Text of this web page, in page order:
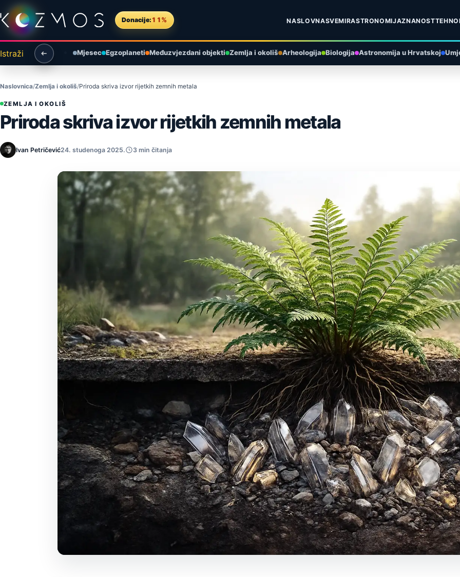
Preskoči na sadržaj
Donacije: 11% NASLOVNASVEMIRASTRONOMIJAZNANOST
Istraži Mjesec Egzoplaneti Međuzvjezdani objekti Zemlja i okoliš Arheologija Biologija Astronomija u Hrvatskoj
Naslovnica Zemlja i okoliš Priroda skriva izvor rijetkih zemnih metala
ZEMLJA I OKOLIŠ
Priroda skriva izvor rijetkih zemnih metala
Ivan Petričević24. studenoga 2025. 3 min čitanja